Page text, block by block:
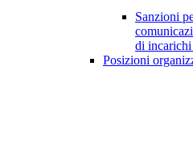
Sanzioni
di
Posizioni